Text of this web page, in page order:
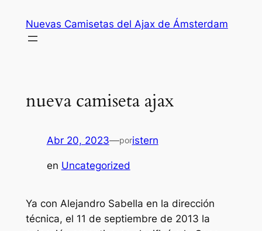
contenido
Nuevas Camisetas del Ajax de Ámsterdam
nueva camiseta ajax
Abr 20, 2023—poristern
en Uncategorized
Ya con Alejandro Sabella en la dirección
técnica, el 11 de septiembre de 2013 la